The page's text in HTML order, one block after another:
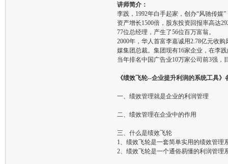
讲师简介：
李践，1992年白手起家，创办“风驰传媒
资产增长1500倍，股东投资回报率高达
77位总经理，产生了56位百万富翁。
2000年，华人首富李嘉诚用2.78亿元收
媒集团总裁。集团现有16家企业，在李
当年排名中国广告业10万家公司前3强
《绩效飞轮--企业提升利润的系统工具》
一、绩效管理就是企业的利润管理
二、绩效管理在企业中的作用
三、什么是绩效飞轮
1、绩效飞轮是一套简单实用的绩效管理
2、绩效飞轮是一个通俗易懂的利润管理